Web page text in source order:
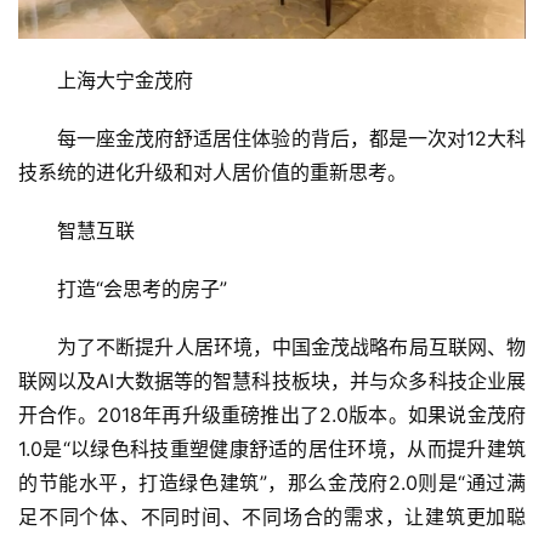
上海大宁金茂府
每一座金茂府舒适居住体验的背后，都是一次对12大科
技系统的进化升级和对人居价值的重新思考。
智慧互联
打造“会思考的房子”
为了不断提升人居环境，中国金茂战略布局互联网、物
联网以及AI大数据等的智慧科技板块，并与众多科技企业展
开合作。2018年再升级重磅推出了2.0版本。如果说金茂府
1.0是“以绿色科技重塑健康舒适的居住环境，从而提升建筑
的节能水平，打造绿色建筑”，那么金茂府2.0则是“通过满
足不同个体、不同时间、不同场合的需求，让建筑更加聪